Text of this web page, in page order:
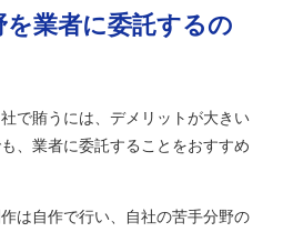
を業者に委託するの
で賄うには、デメリットが大きい
、業者に委託することをおすすめ
は自作で行い、自社の苦手分野の